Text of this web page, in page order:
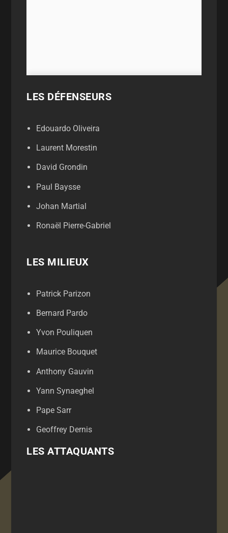
LES DÉFENSEURS
Edouardo Oliveira
Laurent Morestin
David Grondin
Paul Baysse
Johan Martial
Ronaël Pierre-Gabriel
LES MILIEUX
Patrick Parizon
Bernard Pardo
Yvon Pouliquen
Maurice Bouquet
Anthony Gauvin
Yann Synaeghel
Pape Sarr
Geoffrey Dernis
LES ATTAQUANTS